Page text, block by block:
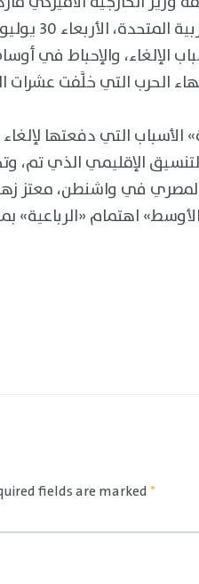
السعودية
الإلغاء، والإحباط في
الإقليمي الذي تم،
في واشنطن، معتز
اهتمام
fields are marked*